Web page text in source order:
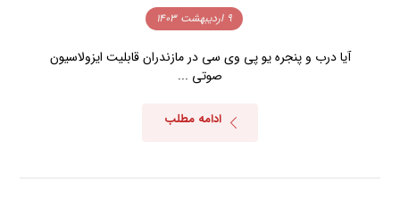
۹ اردیبهشت ۱۴۰۳
آیا درب و پنجره یو پی وی سی در مازندران قابلیت ایزولاسیون
صوتی ...
ادامه مطلب